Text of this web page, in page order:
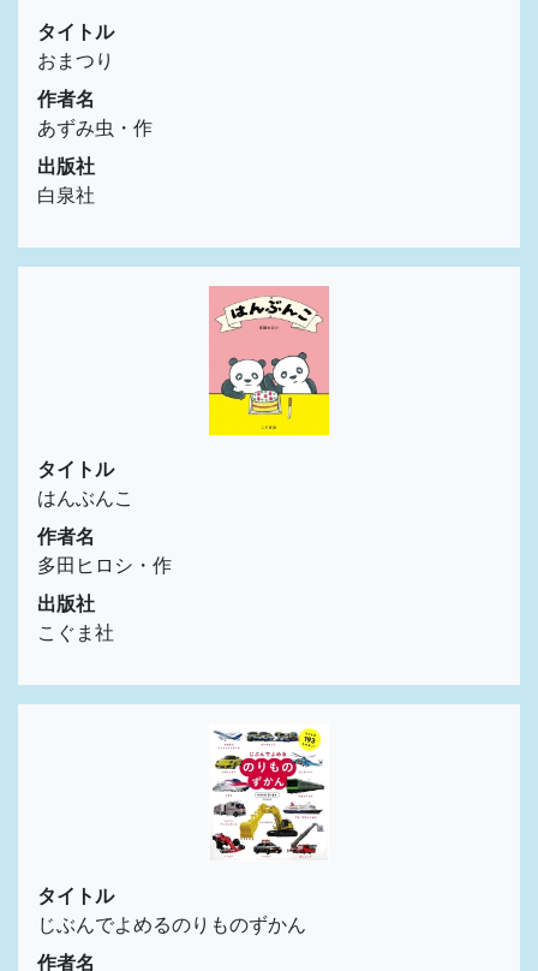
タイトル
おまつり
作者名
あずみ虫・作
出版社
白泉社
タイトル
はんぶんこ
作者名
多田ヒロシ・作
出版社
こぐま社
タイトル
じぶんでよめるのりものずかん
作者名